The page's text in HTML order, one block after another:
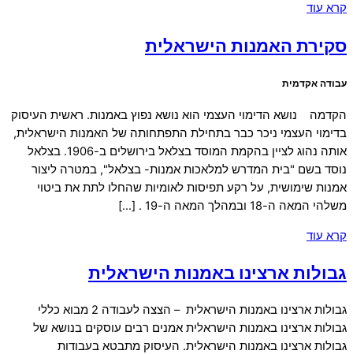
קרא עוד
סקירת האמנות הישראלית
עבודה אקדמית
הקדמה נושא הדימוי העצמי הוא נושא נפוץ באמנות. ראשית העיסוק
בדימוי העצמי ניכר כבר בתחילת התפתחותה של האמנות הישראלית,
אותה נהוג לציין בהקמת המוסד בצלאל בירושלים ב-1906. בצלאל
נוסד בשם "בית המדרש למלאכות אמנות- בצלאל", במטרה ליצור
אמנות שימושית, על רקע תפיסות לאומיות שהחלו לתת את ביטוי
משלהי המאה ה-18 ובמהלך המאה ה-19 . […]
קרא עוד
גבולות ארצינו באמנות הישראלית
גבולות ארצינו באמנות הישראלית – הצצה לעבודה 2 מבוא כללי
גבולות ארצינו באמנות הישראלית אמנים רבים עוסקים בנושא של
גבולות ארצינו באמנות הישראלית. העיסוק מתבטא בעבודות